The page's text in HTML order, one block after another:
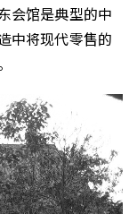
会馆是典型的中
中将现代零售的